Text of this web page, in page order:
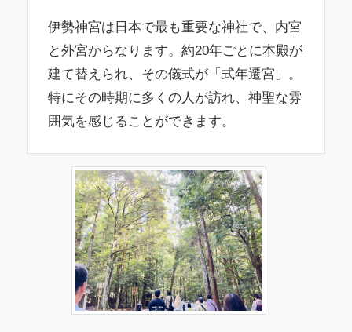
伊勢神宮は日本で最も重要な神社で、内宮
と外宮からなります。約20年ごとに本殿が
建て替えられ、その儀式が「式年遷宮」。
特にその時期に多くの人が訪れ、神聖な雰
囲気を感じることができます。